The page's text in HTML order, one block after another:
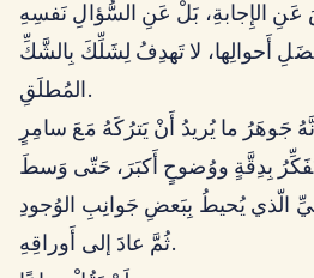
أَحوالِها، لا تَهدِفُ لِشَلِّكَ بِالشَّكِّ
المُطلَقِ.
بِدِقَّةٍ ووُضوحٍ أَكبَرَ، حَتّى وَسطَ
ثُمَّ عادَ إلى أَوراقِهِ.